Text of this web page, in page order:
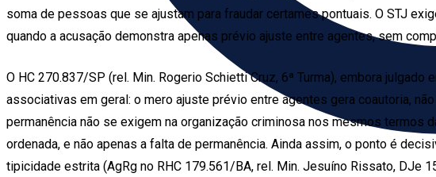
soma de pessoas que se ajustam para fraudar certames pontuais. O STJ
quando a acusação demonstra apenas prévio ajuste entre agentes, sem
O HC 270.837/SP (rel. Min. Rogerio Schietti Cruz, 6ª Turma), embora
associativas em geral: o mero ajuste prévio entre agentes gera coautoria,
permanência não se exigem na organização criminosa nos mesmos termos
ordenada, e não apenas a falta de permanência. Ainda assim, o ponto é
tipicidade estrita (AgRg no RHC 179.561/BA, rel. Min. Jesuíno Rissato, DJe